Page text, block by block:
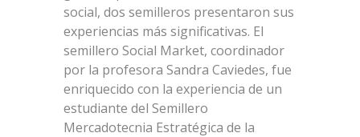
social, dos semilleros presentaron sus
experiencias más significativas. El
semillero Social Market, coordinador
por la profesora Sandra Caviedes, fue
enriquecido con la experiencia de un
estudiante del Semillero
Mercadotecnia Estratégica de la